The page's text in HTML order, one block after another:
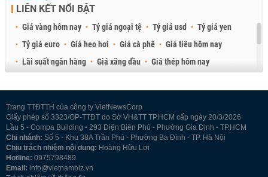
LIÊN KẾT NỔI BẬT
Giá vàng hôm nay Tỷ giá ngoại tệ Tỷ giá usd
Tỷ giá yen
Tỷ giá euro
Giá heo hơi Giá cà phê
Giá tiêu hôm nay
Lãi suất ngân hàng
Giá xăng dầu
Giá thép hôm nay
Trang TTĐTTH của công ty VietNewsCorp
Giấy phép số 3323/GP-TTĐT do Sở VH&TT TP.HCM cấp ngày 20/3/2026
Lầu 5 - Compa Building - 293 Điện Biên Phủ - Phường Gia Định - TP.HCM
Chi nhánh: Số 5 - Khu 38A Trần Phú - Phường Ba Đình - TP. Hà Nội
Chịu trách nhiệm nội dung: Hoàng Hữu Lợi
Hotline: 0975798489
Email: info@vietnambiz.vn